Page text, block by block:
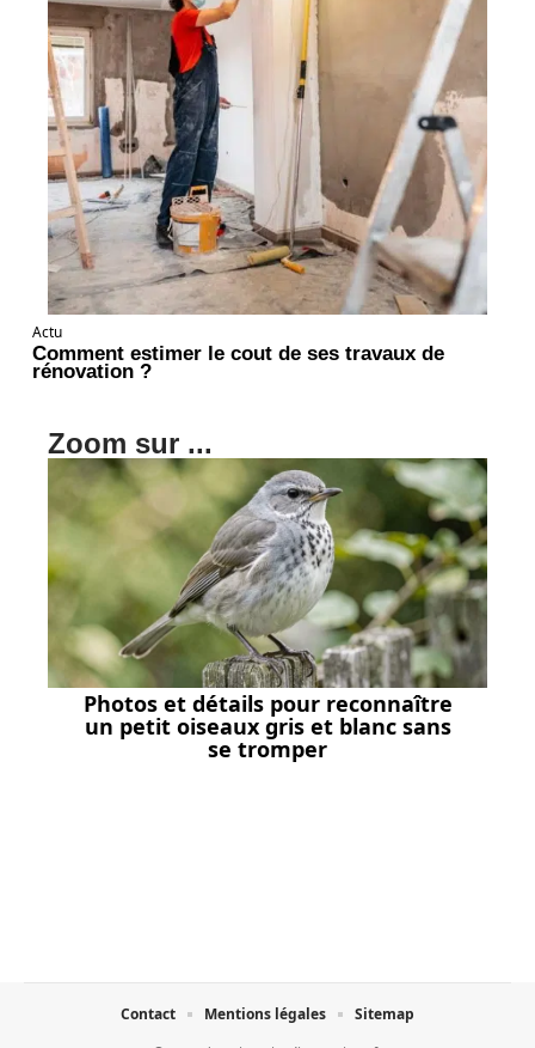
Actu
Comment estimer le cout de ses travaux de
rénovation ?
Zoom sur ...
Photos et détails pour reconnaître
un petit oiseaux gris et blanc sans
se tromper
Contact Mentions légales Sitemap